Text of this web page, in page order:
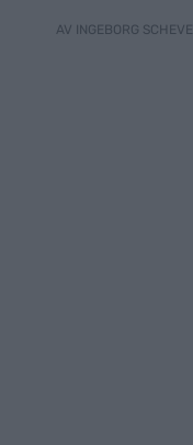
AV INGEBORG SCHEVE